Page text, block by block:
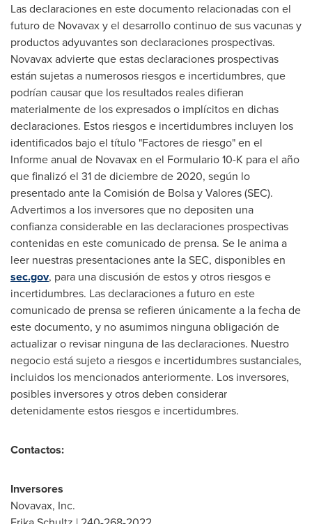
Las declaraciones en este documento relacionadas con el
futuro de Novavax y el desarrollo continuo de sus vacunas y
productos adyuvantes son declaraciones prospectivas.
Novavax advierte que estas declaraciones prospectivas
están sujetas a numerosos riesgos e incertidumbres, que
podrían causar que los resultados reales difieran
materialmente de los expresados o implícitos en dichas
declaraciones. Estos riesgos e incertidumbres incluyen los
identificados bajo el título "Factores de riesgo" en el
Informe anual de Novavax en el Formulario 10-K para el año
que finalizó el 31 de diciembre de 2020, según lo
presentado ante la Comisión de Bolsa y Valores (SEC).
Advertimos a los inversores que no depositen una
confianza considerable en las declaraciones prospectivas
contenidas en este comunicado de prensa. Se le anima a
leer nuestras presentaciones ante la SEC, disponibles en
sec.gov, para una discusión de estos y otros riesgos e
incertidumbres. Las declaraciones a futuro en este
comunicado de prensa se refieren únicamente a la fecha de
este documento, y no asumimos ninguna obligación de
actualizar o revisar ninguna de las declaraciones. Nuestro
negocio está sujeto a riesgos e incertidumbres sustanciales,
incluidos los mencionados anteriormente. Los inversores,
posibles inversores y otros deben considerar
detenidamente estos riesgos e incertidumbres.
Contactos:
Inversores
Novavax, Inc.